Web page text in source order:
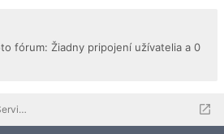
fórum: Žiadny pripojení užívatelia a 0
Diagnostika, Chiptuning, Servis, Detailing